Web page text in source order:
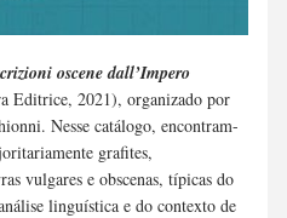
oscene dall’Impero
Editrice, 2021), organizado por
Nesse catálogo, encontram-
grafites,
vulgares e obscenas, típicas do
linguística e do contexto de